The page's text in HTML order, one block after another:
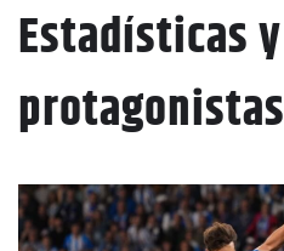
Estadísticas y
protagonistas